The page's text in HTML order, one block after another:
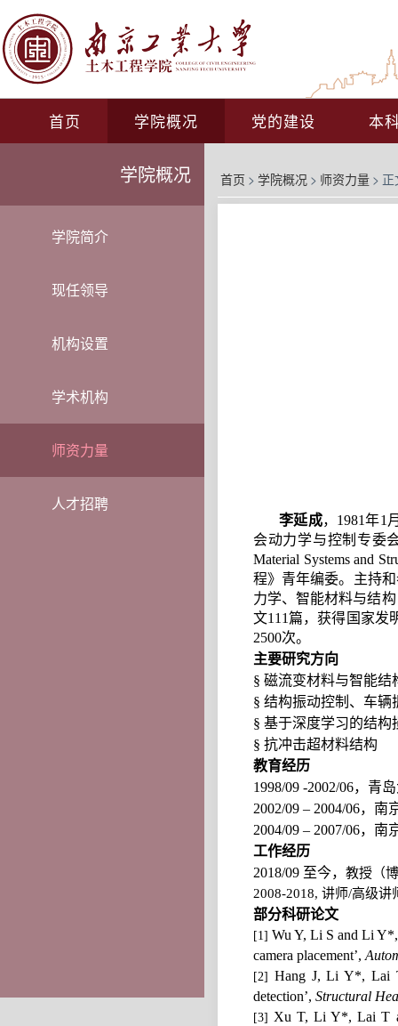
首页 学院概况 党的建设 本
学院概况
学院简介
现任领导
机构设置
学术机构
师资力量
人才招聘
首页 > 学院概况 > 师资力量 > 正
李延成， 1981年1
会动力学与控制专委
Material Systems and
程》青年编委。主持
力学、智能材料与结
文111篇，获得国家发
2500次。
主要研究方向
§ 磁流变材料与智能结
§ 结构振动控制、车辆
§ 基于深度学习的结构
§ 抗冲击超材料结构
教育经历
1998/09 -2002/06，青
2002/09 – 2004/06，南
2004/09 – 2007/06，南
工作经历
2018/09 至今， 教授（
2008-2018, 讲师/高级讲
部分科研论文
[1] Wu Y, Li S and Li Y*,
camera placement’,
[2] Hang J, Li Y*, Lai T
detection’, Structural
[3]Xu T, Li Y*, Lai T